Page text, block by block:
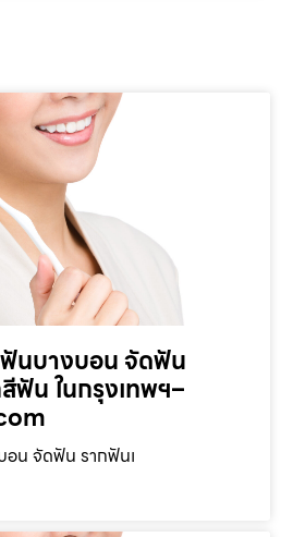
นบางบอน จัดฟัน
ฟัน ในกรุงเทพฯ–
อน จัดฟัน รากฟันเ